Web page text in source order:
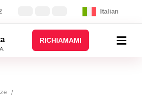
Italian
RICHIAMAMI